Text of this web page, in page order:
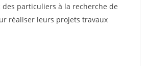
des particuliers à la recherche de
réaliser leurs projets travaux